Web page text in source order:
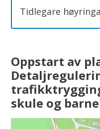
Tidlegare
Oppstart av
skule og